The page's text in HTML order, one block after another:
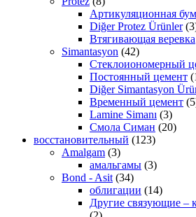
Артикуляционная
Diğer Protez Ürünler
Втягивающая веревка
Simantasyon (42)
Стеклоиономерный
Постоянный цемент
Diğer Simantasyon
Временный цемент
Lamine Simanı (3)
Смола Симан (20)
восстановительный (123)
Amalgam (3)
амальгамы (3)
Bond - Asit (34)
облигации (14)
Другие связующие –